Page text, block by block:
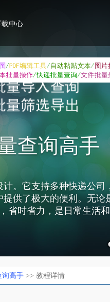
辑高手
办公效率和便利性。
量操作等功能，帮助
载中心
询高手 >> 教程详情